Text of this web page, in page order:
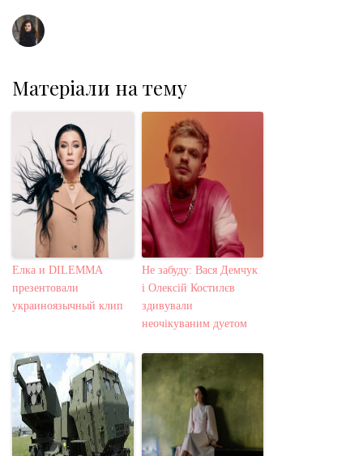
Матеріали на тему
Елка и DILEMMA
презентовали
украиноязычный клип
Не забуду: Вася Демчук
і Олексій Костилєв
здивували
неочікуваним дуетом